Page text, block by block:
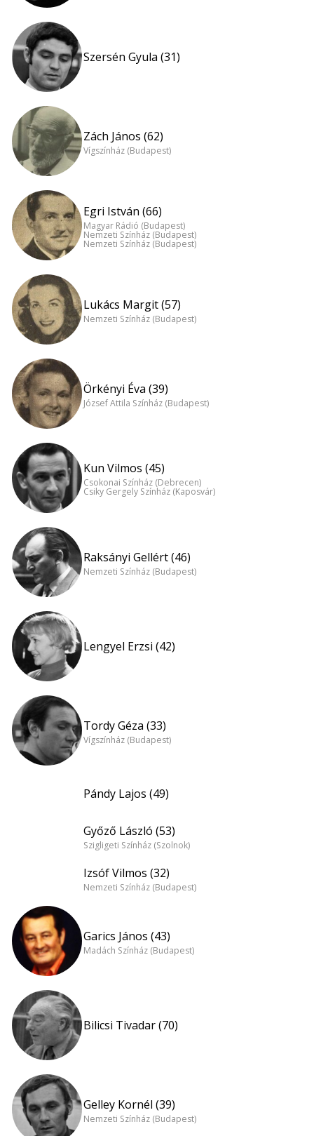
Szersén Gyula (31)
Zách János (62)
Vígszínház (Budapest)
Egri István (66)
Magyar Rádió (Budapest)
Nemzeti Színház (Budapest)
Nemzeti Színház (Budapest)
Lukács Margit (57)
Nemzeti Színház (Budapest)
Örkényi Éva (39)
József Attila Színház (Budapest)
Kun Vilmos (45)
Csokonai Színház (Debrecen)
Csiky Gergely Színház (Kaposvár)
Raksányi Gellért (46)
Nemzeti Színház (Budapest)
Lengyel Erzsi (42)
Tordy Géza (33)
Vígszínház (Budapest)
Pándy Lajos (49)
Győző László (53)
Szigligeti Színház (Szolnok)
Izsóf Vilmos (32)
Nemzeti Színház (Budapest)
Garics János (43)
Madách Színház (Budapest)
Bilicsi Tivadar (70)
Gelley Kornél (39)
Nemzeti Színház (Budapest)